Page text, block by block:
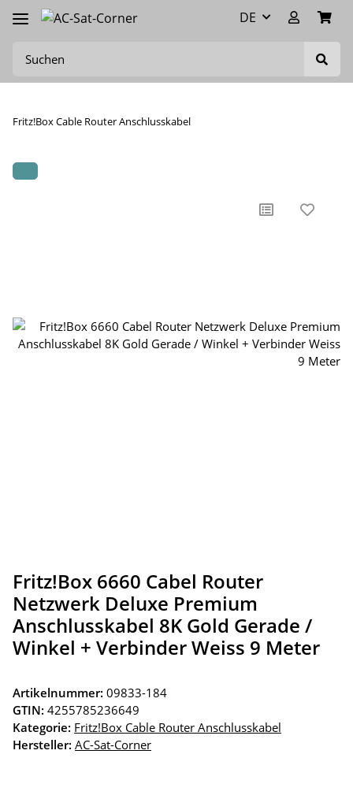
DE
Fritz!Box Cable Router Anschlusskabel
Fritz!Box 6660 Cabel Router
Netzwerk Deluxe Premium
Anschlusskabel 8K Gold Gerade /
Winkel + Verbinder Weiss 9 Meter
Artikelnummer: 09833-184
GTIN: 4255785236649
Kategorie: Fritz!Box Cable Router Anschlusskabel
Hersteller: AC-Sat-Corner